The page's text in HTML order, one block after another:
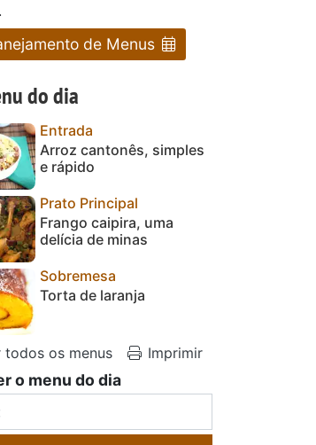
de Menus
do dia
Entrada
Arroz cantonês, simples
e rápido
Prato Principal
Frango caipira, uma
delícia de minas
Sobremesa
Torta de laranja
todos os menus Imprimir
o menu do dia